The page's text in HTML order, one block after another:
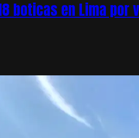
boticas en Lima